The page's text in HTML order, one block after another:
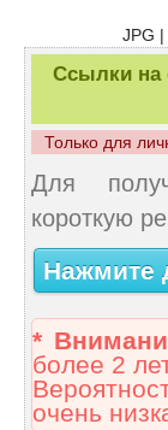
JPG
Ссылки на
Только для
Для
короткую
Нажмите
*
более 2
очень